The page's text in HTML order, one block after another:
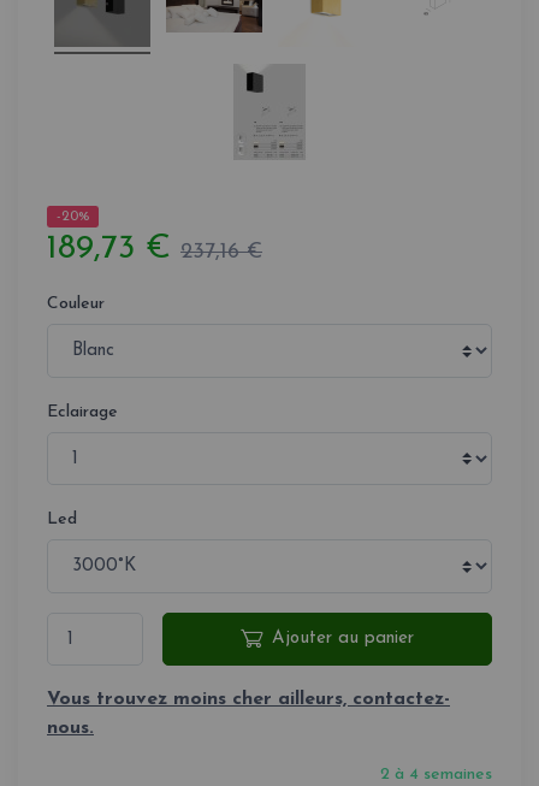
-20%
189,73 € 237,16 €
Couleur
Eclairage
Led
Ajouter au panier
Vous trouvez moins cher ailleurs, contactez-
nous.
2 à 4 semaines